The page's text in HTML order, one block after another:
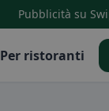
Pubblicità su
Per ristoranti